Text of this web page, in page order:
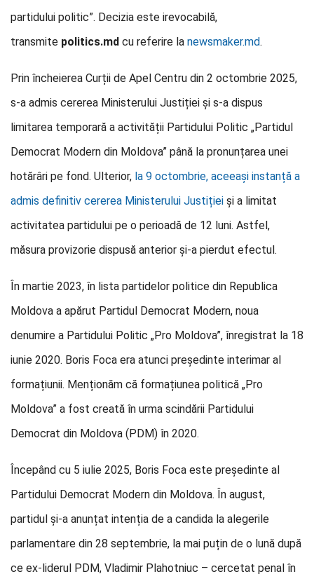
partidului politic”. Decizia este irevocabilă,
transmite politics.md cu referire la newsmaker.md.
Prin încheierea Curții de Apel Centru din 2 octombrie 2025,
s-a admis cererea Ministerului Justiției și s-a dispus
limitarea temporară a activității Partidului Politic „Partidul
Democrat Modern din Moldova” până la pronunțarea unei
hotărâri pe fond. Ulterior, la 9 octombrie, aceeași instanță a
admis definitiv cererea Ministerului Justiției și a limitat
activitatea partidului pe o perioadă de 12 luni. Astfel,
măsura provizorie dispusă anterior și-a pierdut efectul.
În martie 2023, în lista partidelor politice din Republica
Moldova a apărut Partidul Democrat Modern, noua
denumire a Partidului Politic „Pro Moldova”, înregistrat la 18
iunie 2020. Boris Foca era atunci președinte interimar al
formațiunii. Menționăm că formațiunea politică „Pro
Moldova” a fost creată în urma scindării Partidului
Democrat din Moldova (PDM) în 2020.
Începând cu 5 iulie 2025, Boris Foca este președinte al
Partidului Democrat Modern din Moldova. În august,
partidul și-a anunțat intenția de a candida la alegerile
parlamentare din 28 septembrie, la mai puțin de o lună după
ce ex-liderul PDM, Vladimir Plahotniuc – cercetat penal în